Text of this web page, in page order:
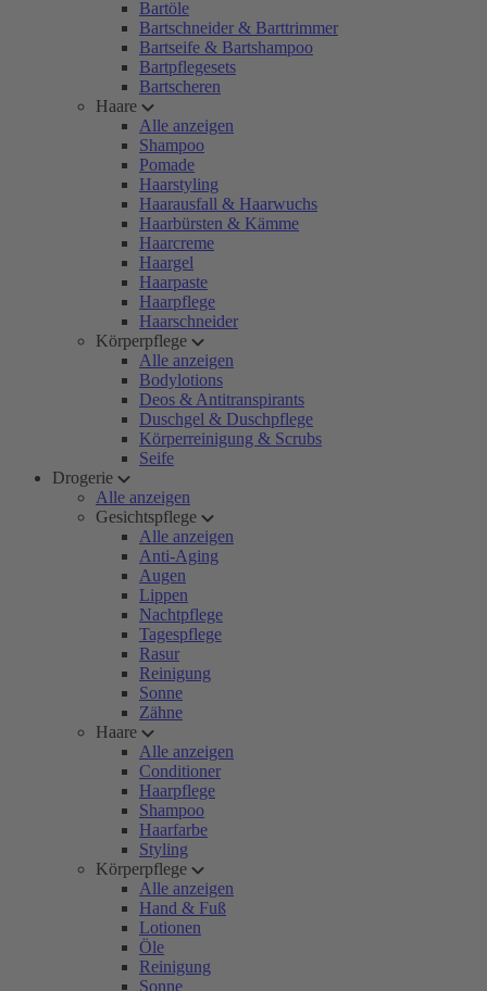
Bartöle
Bartschneider & Barttrimmer
Bartseife & Bartshampoo
Bartpflegesets
Bartscheren
Haare
Alle anzeigen
Shampoo
Pomade
Haarstyling
Haarausfall & Haarwuchs
Haarbürsten & Kämme
Haarcreme
Haargel
Haarpaste
Haarpflege
Haarschneider
Körperpflege
Alle anzeigen
Bodylotions
Deos & Antitranspirants
Duschgel & Duschpflege
Körperreinigung & Scrubs
Seife
Drogerie
Alle anzeigen
Gesichtspflege
Alle anzeigen
Anti-Aging
Augen
Lippen
Nachtpflege
Tagespflege
Rasur
Reinigung
Sonne
Zähne
Haare
Alle anzeigen
Conditioner
Haarpflege
Shampoo
Haarfarbe
Styling
Körperpflege
Alle anzeigen
Hand & Fuß
Lotionen
Öle
Reinigung
Sonne